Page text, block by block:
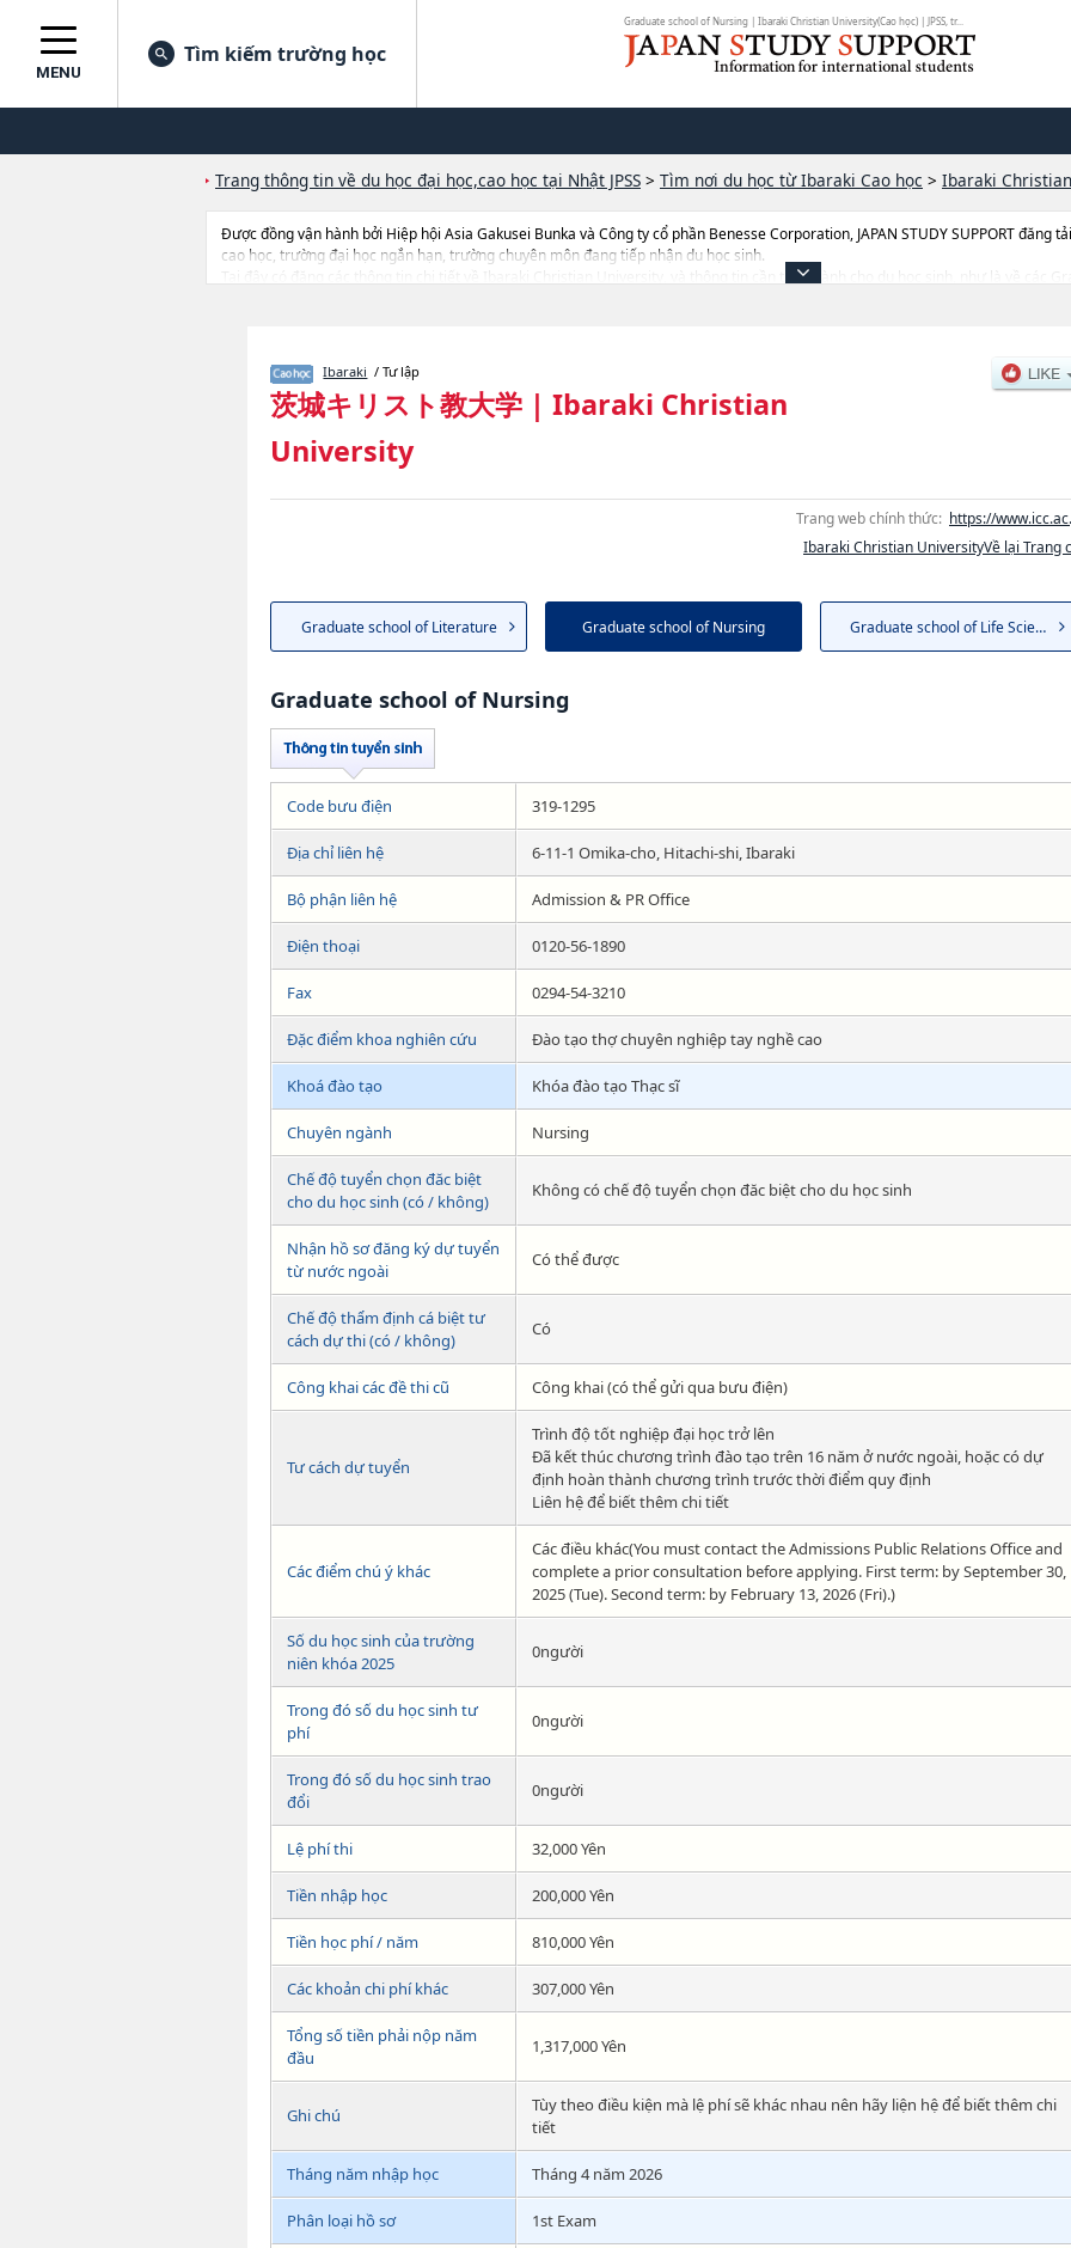
Graduate school of Nursing | Ibaraki Christian University(Cao học) | JPSS, tr...
MENU
Tìm kiếm trường học
Trang thông tin về du học đại học,cao học tại Nhật JPSS > Tìm nơi du học từ Ibaraki Cao học > Ibaraki
Được đồng vận hành bởi Hiệp hội Asia Gakusei Bunka và Công ty cổ phần Benesse Corporation, JAPAN STUDY SUPPORT đăng
cao học, trường đại học ngắn hạn, trường chuyên môn đang tiếp nhận du học sinh.
Tại đây có đăng các thông tin chi tiết về Ibaraki Christian University, và thông tin cần thiết dành cho du học sinh, như là về các
Ibaraki / Tư lập
茨城キリスト教大学 | Ibaraki Christian
University
Trang web chính thức: https://
Ibaraki Christian UniversityVề lại Trang
Graduate school of Literature Graduate school of Nursing Graduate school of Life Sciences
Graduate school of Nursing
Code bưu điện 319-1295
Địa chỉ liên hệ 6-11-1 Omika-cho, Hitachi-shi, Ibaraki
Bộ phận liên hệ Admission & PR Office
Điện thoại 0120-56-1890
Fax 0294-54-3210
Đặc điểm khoa nghiên cứu Đào tạo thợ chuyên nghiệp tay nghề cao
Khoá đào tạo Khóa đào tạo Thạc sĩ
Chuyên ngành Nursing
Chế độ tuyển chọn đăc biệt
cho du học sinh (có / không)
Không có chế độ tuyển chọn đăc biệt cho du học sinh
Nhận hồ sơ đăng ký dự tuyển
từ nước ngoài
Có thể được
Chế độ thẩm định cá biệt tư
cách dự thi (có / không)
Có
Công khai các đề thi cũ Công khai (có thể gửi qua bưu điện)
Tư cách dự tuyển
Trình độ tốt nghiệp đại học trở lên
Đã kết thúc chương trình đào tạo trên 16 năm ở nước ngoài, hoặc có dự
định hoàn thành chương trình trước thời điểm quy định
Liên hệ để biết thêm chi tiết
Các điểm chú ý khác
Các điều khác(You must contact the Admissions Public Relations Office and
complete a prior consultation before applying. First term: by September 30,
2025 (Tue). Second term: by February 13, 2026 (Fri).)
Số du học sinh của trường
niên khóa 2025
0người
Trong đó số du học sinh tư
phí
0người
Trong đó số du học sinh trao
đổi
0người
Lệ phí thi 32,000 Yên
Tiền nhập học 200,000 Yên
Tiền học phí / năm 810,000 Yên
Các khoản chi phí khác 307,000 Yên
Tổng số tiền phải nộp năm
đầu
1,317,000 Yên
Ghi chú
Tùy theo điều kiện mà lệ phí sẽ khác nhau nên hãy liện hệ để biết thêm chi
tiết
Tháng năm nhập học Tháng 4 năm 2026
Phân loại hồ sơ 1st Exam